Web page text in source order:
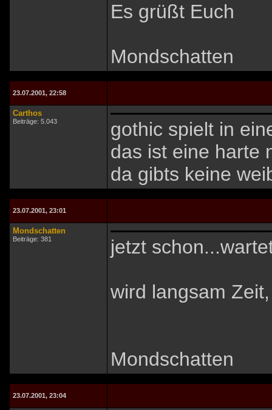
Es grüßt Euch
Mondschatten
23.07.2001, 22:58
Carthos
Beiträge: 5.043
gothic spielt in
das ist eine harte
da gibts keine
23.07.2001, 23:01
Mondschatten
Beiträge: 381 jetzt
wird langsam
Mondschatten
23.07.2001, 23:04